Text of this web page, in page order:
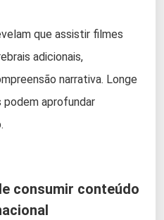
que assistir filmes
adicionais,
narrativa. Longe
aprofundar
consumir conteúdo